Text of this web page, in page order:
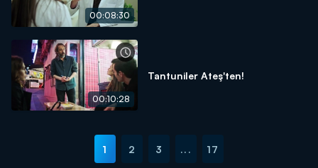
00:08:30
00:10:28
Tantuniler Ateş'ten!
1 2 3 ... 17